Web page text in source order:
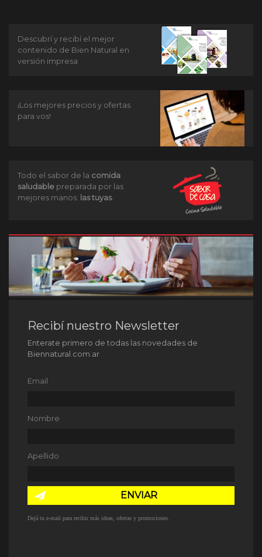
Descubrí y recibí el mejor
contenido de Bien Natural en
versión impresa
¡Los mejores precios y ofertas
para vos!
Todo el sabor de la comida
saludable preparada por las
mejores manos: las tuyas.
Recibí nuestro Newsletter
Enterate primero de todas las novedades de
Biennatural.com.ar
Email
Nombre
Apellido
ENVIAR
Dejá tu e-mail para recibir más ideas, ofertas y promociones.